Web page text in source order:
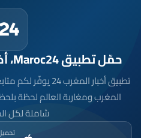
حمّل تطبيق Maroc24، أخبار المغرب تصلك أولاً
تطبيق أخبار
المغرب ومغاربة العالم لحظة
شاملة لكل